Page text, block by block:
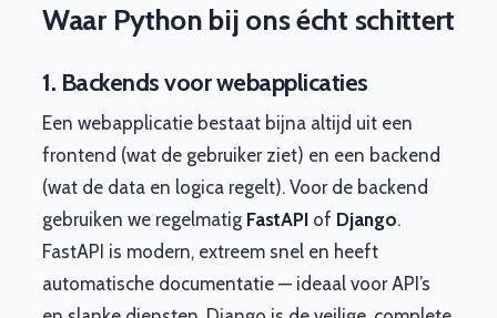
Waar Python bij ons écht schittert
1. Backends voor webapplicaties
Een webapplicatie bestaat bijna altijd uit een
frontend (wat de gebruiker ziet) en een backend
(wat de data en logica regelt). Voor de backend
gebruiken we regelmatig FastAPI of Django.
FastAPI is modern, extreem snel en heeft
automatische documentatie — ideaal voor API’s